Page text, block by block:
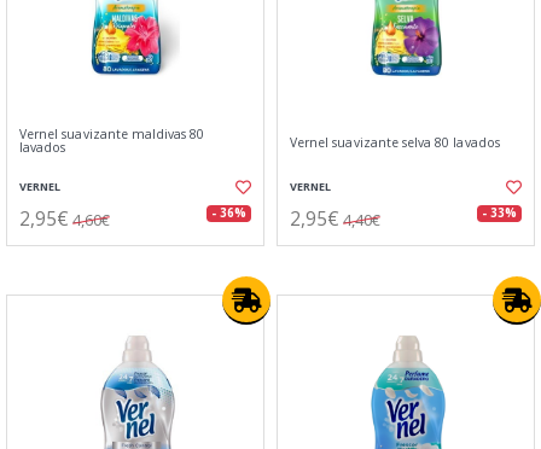
Vernel suavizante maldivas 80
lavados
VERNEL
2,95€ 4,60€ - 36%
Vernel suavizante selva 80 lavados
VERNEL
2,95€ 4,40€ - 33%